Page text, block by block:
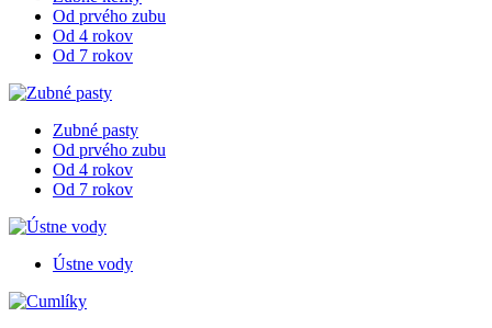
Od prvého zubu
Od 4 rokov
Od 7 rokov
Zubné pasty
Od prvého zubu
Od 4 rokov
Od 7 rokov
Ústne vody